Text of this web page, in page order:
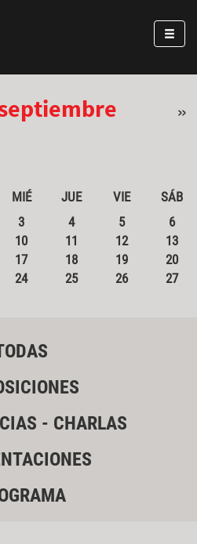
»
MIÉ JUE VIE
SÁB
3 4 5
6
10 11 12
13
17 18 19
20
24 25 26
27
- CHARLAS